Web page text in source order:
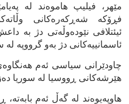
مێهر، فیلیپ هاموه‌ند له‌
فڕۆکه‌ شه‌ڕکه‌ره‌کانی
ئیئتلافی نێوده‌وڵه‌تی دژ به‌
ئاسمانییه‌کانی دژ به‌و گرووپه‌
چاودێرانی سیاسی ئه‌م هه‌نگاوه‌ی
هێرشه‌کانی ڕووسیا له‌ سوریا
هاوپه‌یوه‌ند له‌ گه‌ڵ ئه‌م بابه‌ته‌،